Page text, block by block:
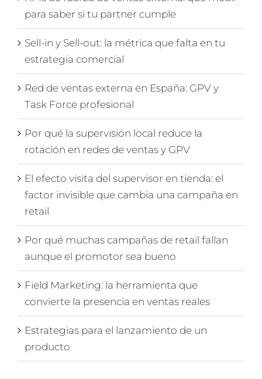
para saber si tu partner cumple
Sell-in y Sell-out: la métrica que falta en tu
estrategia comercial
Red de ventas externa en España: GPV y
Task Force profesional
Por qué la supervisión local reduce la
rotación en redes de ventas y GPV
El efecto visita del supervisor en tienda: el
factor invisible que cambia una campaña en
retail
Por qué muchas campañas de retail fallan
aunque el promotor sea bueno
Field Marketing: la herramienta que
convierte la presencia en ventas reales
Estrategias para el lanzamiento de un
producto